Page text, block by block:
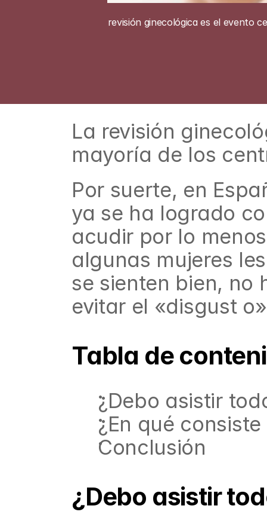
La revisión ginecológica es el evento
La revisión
mayoría de los
Por suerte, en
ya se ha logrado
acudir por lo
algunas mujeres
se sienten bien, no
evitar el «disgust
Tabla de
¿Debo asistir
¿En qué
Conclusión
¿Debo asistir